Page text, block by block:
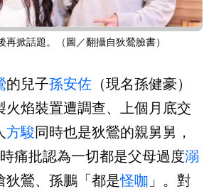
再掀話題。（圖／翻攝自狄鶯臉書）
的兒子孫安佐 （現名孫健豪）
火焰裝置遭調查、上個月底交
方駿同時也是狄鶯的親舅舅，
痛批認為一切都是父母過度溺
狄鶯、孫鵬「都是怪咖 」。對